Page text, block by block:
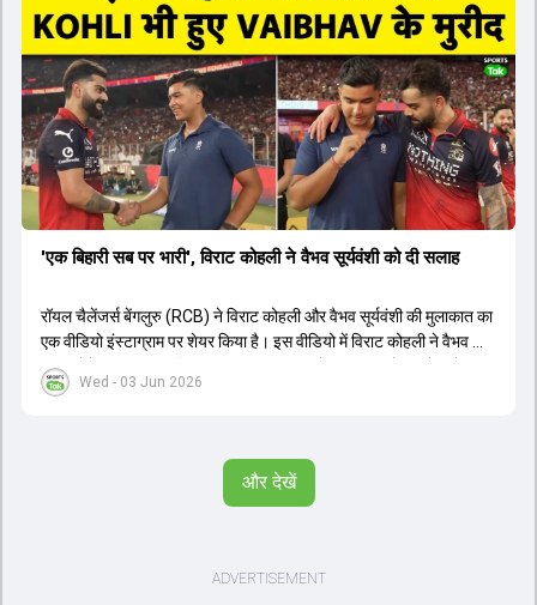
के आंकड़ों का भी विश्लेषण किया गया है।
Wed - 03 Jun 2026
'एक बिहारी सब पर भारी', विराट कोहली ने वैभव सूर्यवंशी को दी सलाह
रॉयल चैलेंजर्स बेंगलुरु (RCB) ने विराट कोहली और वैभव सूर्यवंशी की मुलाकात का
एक वीडियो इंस्टाग्राम पर शेयर किया है। इस वीडियो में विराट कोहली ने वैभव को
सलाह देते हुए कहा, 'एक बिहारी सब पर भारी। बस गेम खत्म।' कोहली ने उन्हें खुद
पर विश्वास रखने और नकारात्मक बातों पर ध्यान न देने की सलाह दी। आईपीएल
सीरीज खेलेंगे। वहीं, विराट कोहली लंदन रवाना हो गए हैं और अगली वनडे सीरीज में
और देखें